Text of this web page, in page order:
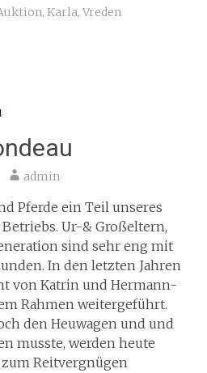
, Karla, Vreden
admin
Pferde ein Teil unseres
Ur-& Großeltern,
sind sehr eng mit
In den letzten Jahren
von Katrin und Hermann-
Rahmen weitergeführt.
den Heuwagen und und
musste, werden heute
Reitvergnügen